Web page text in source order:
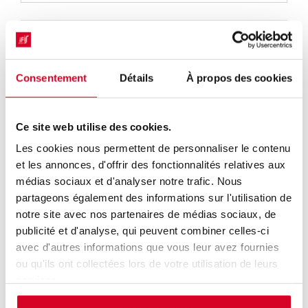
Consentement Détails À propos des cookies
Ce site web utilise des cookies.
Les cookies nous permettent de personnaliser le contenu
et les annonces, d'offrir des fonctionnalités relatives aux
médias sociaux et d'analyser notre trafic. Nous
partageons également des informations sur l'utilisation de
notre site avec nos partenaires de médias sociaux, de
publicité et d'analyse, qui peuvent combiner celles-ci
avec d'autres informations que vous leur avez fournies
ou qu'ils ont collectées lors de votre utilisation de leurs
par rapport à d’autres produits de santé.
technique.
Optimiser
les échanges entre les différents
acteurs internes et externes.
Date de modification du produit : 12/02/2026